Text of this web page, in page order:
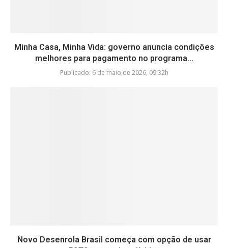
Minha Casa, Minha Vida: governo anuncia condições
melhores para pagamento no programa...
Publicado: 6 de maio de 2026, 09:32h
Novo Desenrola Brasil começa com opção de usar